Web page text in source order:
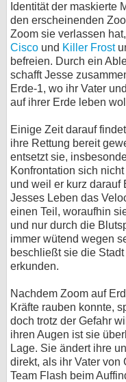
Identität der maskierte
den erscheinenden
Zoom sie verlassen
Cisco und Killer Frost
befreien. Durch ein
schafft Jesse
Erde-1, wo ihr Vater
auf ihrer Erde leben
Einige Zeit darauf
ihre Rettung bereit
entsetzt sie,
Konfrontation sich
und weil er kurz darauf
Jesses Leben das
einen Teil, woraufhin
und nur durch die
immer wütend wegen
beschließt sie die
erkunden.
Nachdem Zoom auf
Kräfte rauben konnte,
doch trotz der Gefahr
ihren Augen ist sie
Lage. Sie ändert ihre
direkt, als ihr Vater von
Team Flash beim